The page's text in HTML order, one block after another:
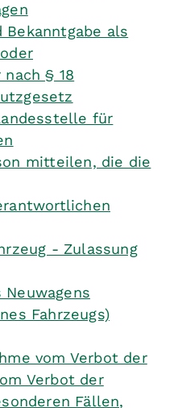
Bekanntgabe als
§ 18
für
mitteilen, die die
- Zulassung
Fahrzeugs)
vom Verbot der
Verbot der
Fällen,